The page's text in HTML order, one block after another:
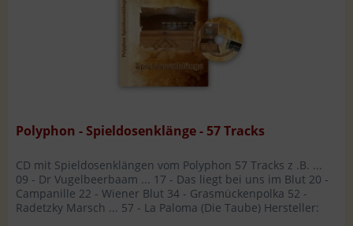
Polyphon - Spieldosenklänge - 57 Tracks
CD mit Spieldosenklängen vom Polyphon 57 Tracks z .B. ...
09 - Dr Vugelbeerbaam ... 17 - Das liegt bei uns im Blut 20 -
Campanille 22 - Wiener Blut 34 - Grasmückenpolka 52 -
Radetzky Marsch ... 57 - La Paloma (Die Taube) Hersteller: